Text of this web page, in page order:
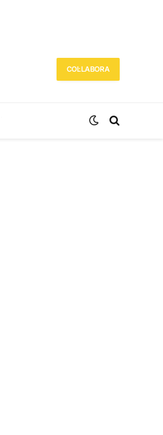
COL·LABORA